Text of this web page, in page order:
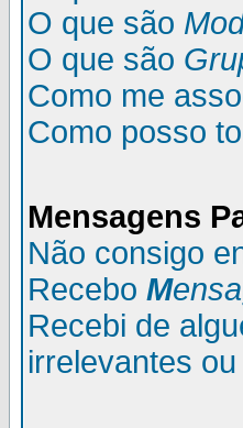
O que são
O que são
Como me
Como posso
Mensagens P
Não consigo
Recebo M
Recebi de
irrelevantes